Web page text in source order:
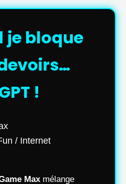
je bloque
!
/ Internet
Max mélange